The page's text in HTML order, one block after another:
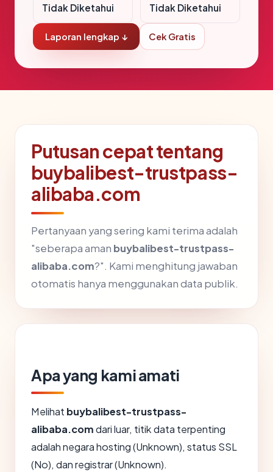
Tidak Diketahui Tidak Diketahui
Laporan lengkap ↓ Cek Gratis
Putusan cepat tentang
buybalibest-trustpass-
alibaba.com
Pertanyaan yang sering kami terima adalah
"seberapa aman buybalibest-trustpass-
alibaba.com?". Kami menghitung jawaban
otomatis hanya menggunakan data publik.
Apa yang kami amati
Melihat buybalibest-trustpass-
alibaba.comdari luar, titik data terpenting
adalah negara hosting (Unknown), status SSL
(No), dan registrar (Unknown).